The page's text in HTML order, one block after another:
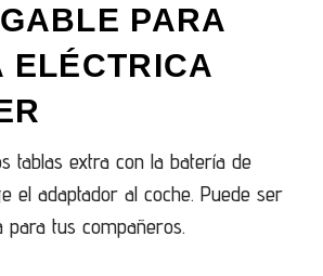
PARA
ELÉCTRICA
tablas extra con la batería de
el adaptador al coche. Puede ser
para tus compañeros.